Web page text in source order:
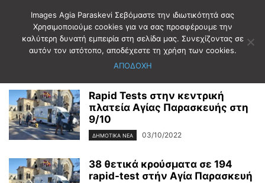
Αρχική Ετικέτες RAPID TEST
Rapid Tests στην κεντρική
πλατεία Αγίας Παρασκευής στη
9/10
ΔΗΜΟΤΙΚΑ ΝΕΑ 03/10/2022
38 θετικά κρούσματα σε 194
rapid-test στήν Αγία Παρασκευή
Images Agia Paraskevi Σεβόμαστε την ιδιωτικότητά σας
Χρησιμοποιούμε cookies για να σας προσφέρουμε την
καλύτερη δυνατή εμπειρία στη σελίδα μας. Συνεχίζοντας σε
αυτόν τον ιστότοπο, αποδέχεστε τη χρήση των cookies.
ΑΠΟΔΟΧΗ